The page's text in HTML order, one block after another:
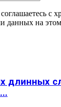
с
данных на
длинных